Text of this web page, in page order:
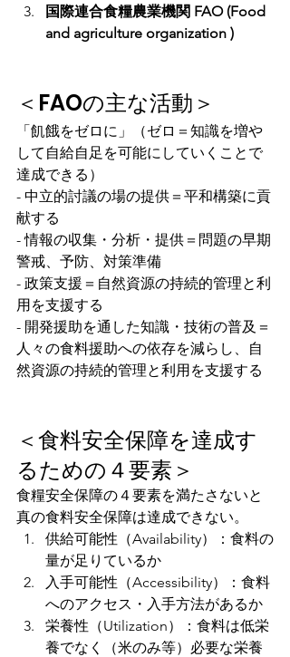
国際連合食糧農業機関 FAO (Food
and agriculture organization )
＜FAOの主な活動＞
「飢餓をゼロに」（ゼロ＝知識を増や
して自給自足を可能にしていくことで
達成できる）
- 中立的討議の場の提供＝平和構築に貢
献する
- 情報の収集・分析・提供＝問題の早期
警戒、予防、対策準備
- 政策支援＝自然資源の持続的管理と利
用を支援する
- 開発援助を通した知識・技術の普及＝
人々の食料援助への依存を減らし、自
然資源の持続的管理と利用を支援する
＜食料安全保障を達成す
るための４要素＞
食糧安全保障の４要素を満たさないと
真の食料安全保障は達成できない。
供給可能性（Availability）：食料の
量が足りているか
入手可能性（Accessibility）：食料
へのアクセス・入手方法があるか
栄養性（Utilization）：食料は低栄
養でなく（米のみ等）必要な栄養